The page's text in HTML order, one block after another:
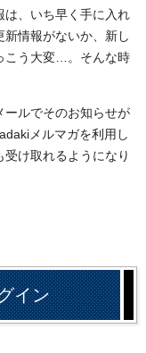
は、いち早く手に入れ
情報がないか、新し
こう大変…。そんな時
ールでそのお知らせが
メルマガを利用し
け取れるようになり
イン